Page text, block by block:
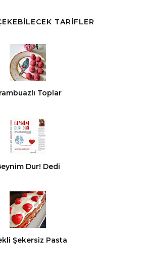
TARİFLER
Toplar
Dur! Dedi
Şekersiz Pasta